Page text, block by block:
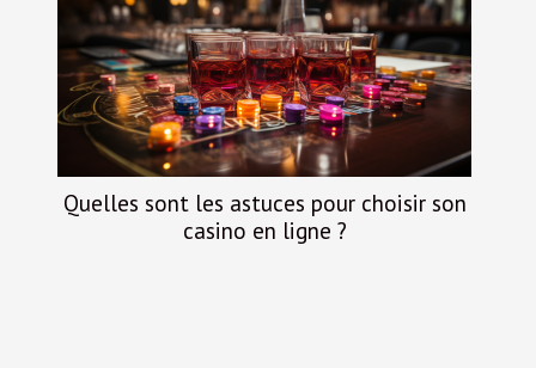
Quelles sont les astuces pour choisir son
casino en ligne ?